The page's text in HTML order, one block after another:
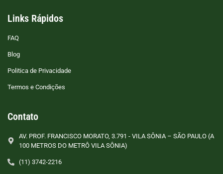
Links Rápidos
FAQ
Blog
Politica de Privacidade
Termos e Condições
Contato
AV. PROF. FRANCISCO MORATO, 3.791 - VILA SÔNIA – SÃO PAULO (A
100 METROS DO METRÔ VILA SÔNIA)
(11) 3742-2216